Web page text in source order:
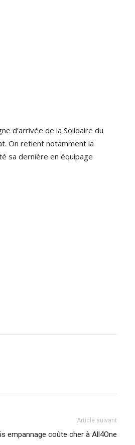
d’arrivée de la Solidaire du
On retient notamment la
sa dernière en équipage
Article suivant
empannage coûte cher à All4One